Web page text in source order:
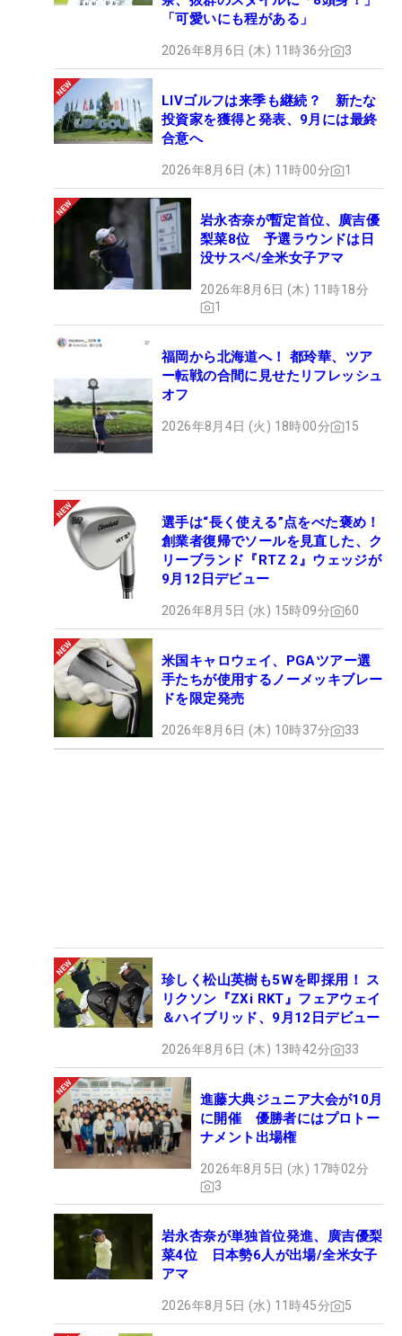
「可愛いにも程がある」
2026年8月6日 (木) 11時36分 3
LIVゴルフは来季も継続？ 新たな
投資家を獲得と発表、9月には最終
合意へ
2026年8月6日 (木) 11時00分 1
岩永杏奈が暫定首位、廣吉優
梨菜8位 予選ラウンドは日
没サスペ/全米女子アマ
2026年8月6日 (木) 11時18分
1
福岡から北海道へ！ 都玲華、ツア
ー転戦の合間に見せたリフレッシュ
オフ
2026年8月4日 (火) 18時00分 15
選手は“長く使える”点をべた褒め！
創業者復帰でソールを見直した、ク
リーブランド『RTZ 2』ウェッジが
9月12日デビュー
2026年8月5日 (水) 15時09分 60
米国キャロウェイ、PGAツアー選
手たちが使用するノーメッキブレー
ドを限定発売
2026年8月6日 (木) 10時37分 33
珍しく松山英樹も5Wを即採用！ ス
リクソン『ZXi RKT』フェアウェイ
＆ハイブリッド、9月12日デビュー
2026年8月6日 (木) 13時42分 33
進藤大典ジュニア大会が10月
に開催 優勝者にはプロトー
ナメント出場権
2026年8月5日 (水) 17時02分
3
岩永杏奈が単独首位発進、廣吉優梨
菜4位 日本勢6人が出場/全米女子
アマ
2026年8月5日 (水) 11時45分 5